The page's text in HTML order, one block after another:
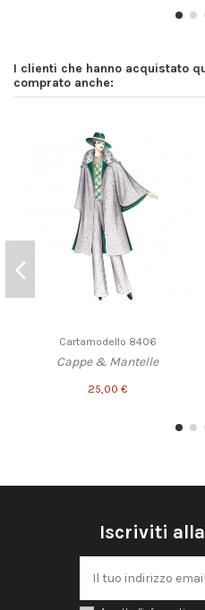
I clienti che hanno acquistato
comprato anche:
Cartamodello 8406
Cappe & Mantelle
25,00 €
Iscriviti